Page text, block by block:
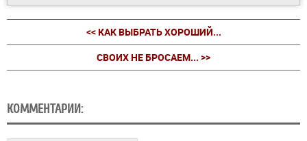
<< КАК ВЫБРАТЬ ХОРОШИЙ...
СВОИХ НЕ БРОСАЕМ... >>
КОММЕНТАРИИ: